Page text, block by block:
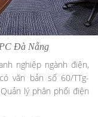
Đà Nẵng
nghiệp ngành điện,
văn bản số 60/TTg-
lý phân phối điện